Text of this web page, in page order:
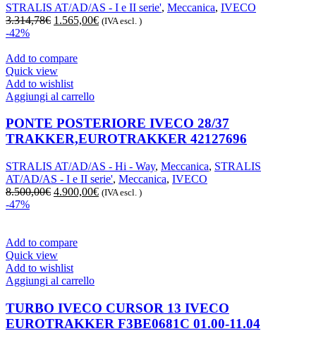
STRALIS AT/AD/AS - I e II serie', Meccanica, IVECO
3.314,78€ Il
era:
3.314,78€.
1.565,00€Il(IVA escl. )
-42%
Add to compare
Quick view
Add to wishlist
Aggiungi al carrello
PONTE POSTERIORE IVECO 28/37
TRAKKER,EUROTRAKKER 42127696
STRALIS AT/AD/AS - Hi - Way, Meccanica, STRALIS
AT/AD/AS - I e II serie', Meccanica, IVECO
8.500,00€ Il
8.500,00€.
4.900,00€Il(IVA escl. )
-47%
Add to compare
Quick view
Add to wishlist
Aggiungi al carrello
TURBO IVECO CURSOR 13 IVECO
EUROTRAKKER F3BE0681C 01.00-11.04